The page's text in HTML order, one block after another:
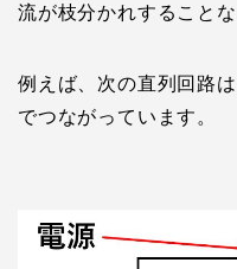
流が枝分かれすること
例えば、次の直列回路
でつながっています。